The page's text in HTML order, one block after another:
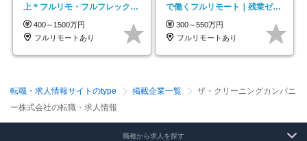
上＊フルリモ・フルフレックス
◆10名の採用が決定◆
400～1500万円
フルリモートあり
で働くフルリモート｜残業ゼロ
で18時退勤◎
300～550万円
フルリモートあり
転職・求人情報サイトのtype 掲載企業一覧
ザ・クリーニングカンパニ
ー株式会社の転職・求人情報
職種から求人を探す